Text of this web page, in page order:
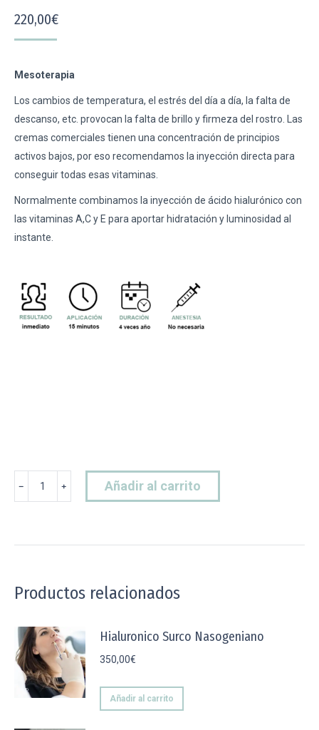
220,00€
Mesoterapia
Los cambios de temperatura, el estrés del día a día, la falta de
descanso, etc. provocan la falta de brillo y firmeza del rostro. Las
cremas comerciales tienen una concentración de principios
activos bajos, por eso recomendamos la inyección directa para
conseguir todas esas vitaminas.
Normalmente combinamos la inyección de ácido hialurónico con
las vitaminas A,C y E para aportar hidratación y luminosidad al
instante.
﹣ ﹢ Añadir al carrito
Productos relacionados
Hialuronico Surco Nasogeniano
350,00€
Añadir al carrito